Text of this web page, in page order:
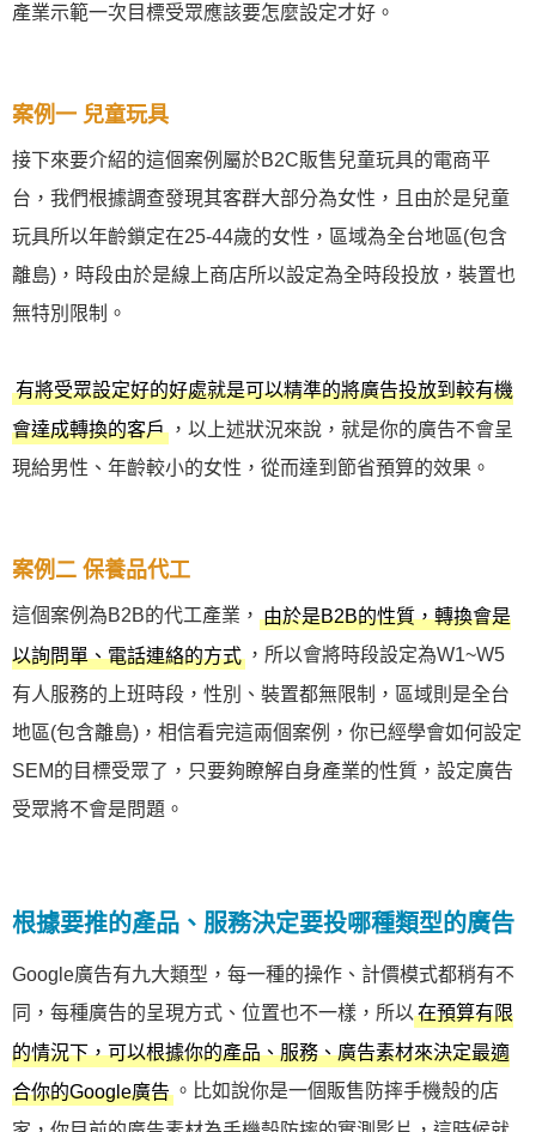
產業示範一次目標受眾應該要怎麼設定才好。
案例一 兒童玩具
接下來要介紹的這個案例屬於B2C販售兒童玩具的電商平
台，我們根據調查發現其客群大部分為女性，且由於是兒童
玩具所以年齡鎖定在25-44歲的女性，區域為全台地區(包含
離島)，時段由於是線上商店所以設定為全時段投放，裝置也
無特別限制。
有將受眾設定好的好處就是可以精準的將廣告投放到較有機
會達成轉換的客戶 ，以上述狀況來說，就是你的廣告不會呈
現給男性、年齡較小的女性，從而達到節省預算的效果。
案例二 保養品代工
這個案例為B2B的代工產業， 由於是B2B的性質，轉換會是
以詢問單、電話連絡的方式 ，所以會將時段設定為W1~W5
有人服務的上班時段，性別、裝置都無限制，區域則是全台
地區(包含離島)，相信看完這兩個案例，你已經學會如何設定
SEM的目標受眾了，只要夠瞭解自身產業的性質，設定廣告
受眾將不會是問題。
根據要推的產品、服務決定要投哪種類型的廣告
Google廣告有九大類型，每一種的操作、計價模式都稍有不
同，每種廣告的呈現方式、位置也不一樣，所以 在預算有限
的情況下，可以根據你的產品、服務、廣告素材來決定最適
合你的Google廣告 。比如說你是一個販售防摔手機殼的店